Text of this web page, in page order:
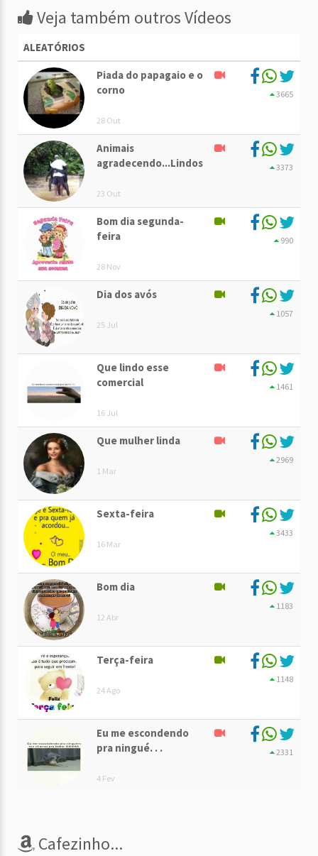
Veja também outros Vídeos
ALEATÓRIOS
Piada do papagaio e o
corno
28 Out
3665
Animais
agradecendo...Lindos
23 Out
3373
Bom dia segunda-
feira
28 Nov
990
Dia dos avós
25 Jul
1057
Que lindo esse
comercial
16 Jul
1461
Que mulher linda
1 Mar
2969
Sexta-feira
16 Mar
3433
Bom dia
12 Abr
1183
Terça-feira
24 Ago
1148
Eu me escondendo
pra ningué. . .
4 Fev
2331
Cafezinho...